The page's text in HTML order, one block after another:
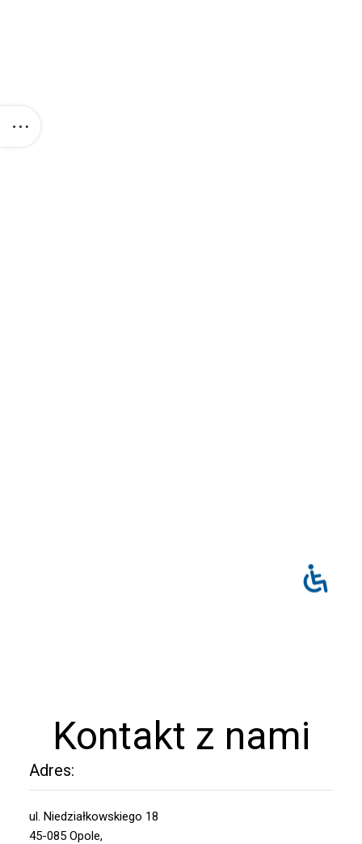
Kontakt z nami
Adres:
ul. Niedziałkowskiego 18
45-085 Opole,